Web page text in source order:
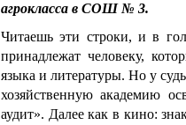
агрокласса в СОШ № 3.
Читаешь эти строки, и в
принадлежат человеку,
языка и литературы. Но у
хозяйственную академию
аудит». Далее как в кино: